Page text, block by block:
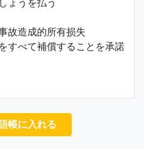
ょうを払う
故造成的所有损失
すべて補償することを承諾
帳に入れる